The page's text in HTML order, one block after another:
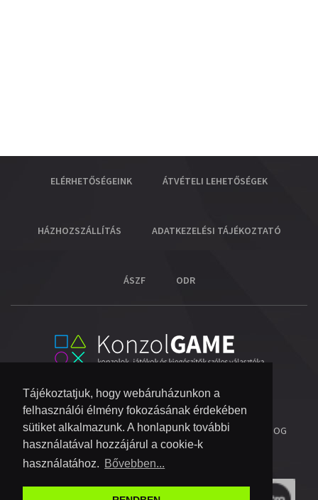
Tájékoztatjuk, hogy webáruházunkon a
felhasználói élmény fokozásának érdekében
sütiket alkalmazunk. A honlapunk további
használatával hozzájárul a cookie-k
használatához. Bővebben...
ELÉRHETŐSÉGEINK ÁTVÉTELI LEHETŐSÉGEK
HÁZHOZSZÁLLÍTÁS ADATKEZELÉSI TÁJÉKOZTATÓ
ÁSZF ODR
© 2026 COPYRIGHT KONZOL VIDEOGAME KFT.- MINDEN JOG
FENNTARTVA!